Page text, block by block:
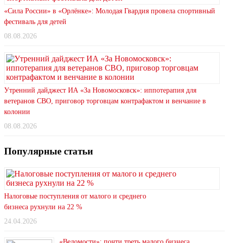
«Сила России» в «Орлёнке»: Молодая Гвардия провела спортивный
фестиваль для детей
08.08.2026
Утренний дайджест ИА «За Новомосковск»: иппотерапия для
ветеранов СВО, приговор торговцам контрафактом и венчание в
колонии
08.08.2026
Популярные статьи
Налоговые поступления от малого и среднего
бизнеса рухнули на 22 %
24.04.2026